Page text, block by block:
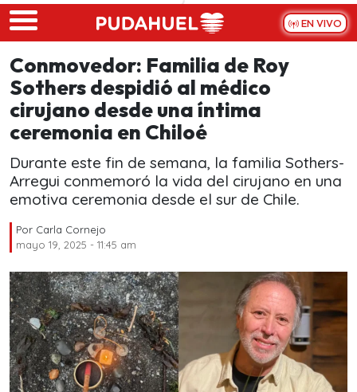
Skip to main content
EN VIVO
Conmovedor: Familia de Roy
Sothers despidió al médico
cirujano desde una íntima
ceremonia en Chiloé
Durante este fin de semana, la familia Sothers-
Arregui conmemoró la vida del cirujano en una
emotiva ceremonia desde el sur de Chile.
Por Carla Cornejo
mayo 19, 2025 - 11:45 am